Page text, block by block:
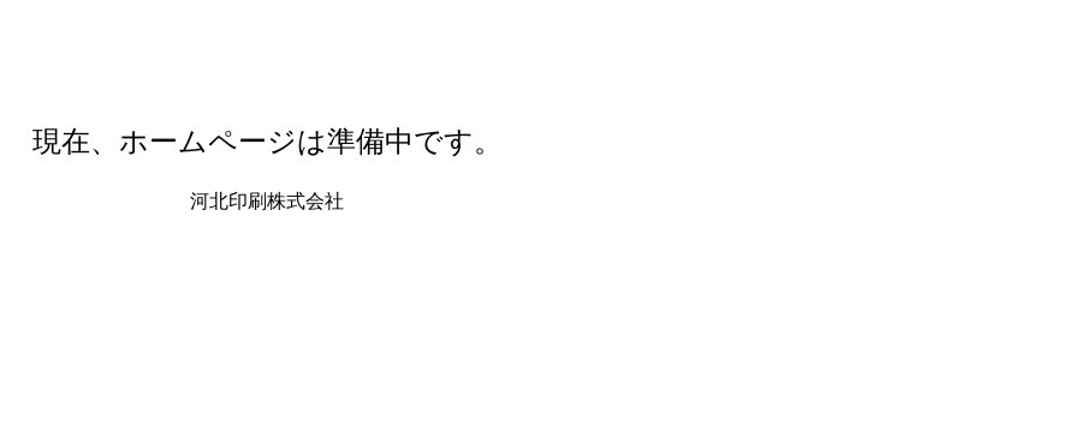
現在、ホームページは準備中です。
河北印刷株式会社